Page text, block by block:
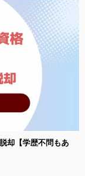
却【学歴不問もあ